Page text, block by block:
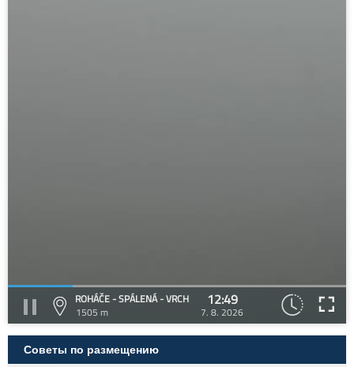
ROHÁČE - SPÁLENÁ - VRCH
1505 m
12:49
7. 8. 2026
Советы по размещению